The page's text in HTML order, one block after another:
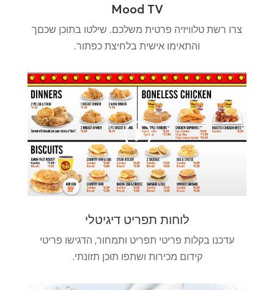
Mood TV
צרו רשת טלוויזיה פרטית משלכם. שילטו בתוכן שכםך
והתאימו אישית בלחיצת כפתור.
לוחות תפריט דיגיטלי
עדכנו בקלות פריטי תפריט ותמחור, הדגישו פריטי
קידום מכירות ושתפו תוכן תזונתי.